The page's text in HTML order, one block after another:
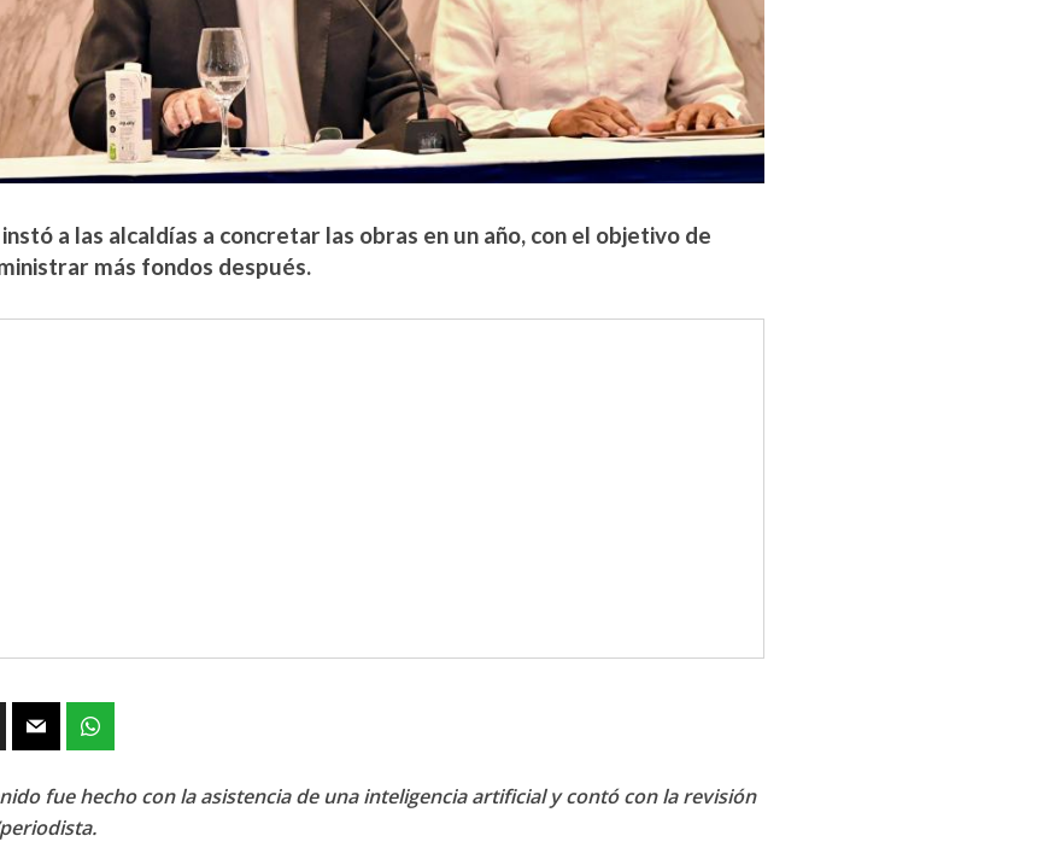
a las alcaldías a concretar las obras en un año, con el objetivo de
más fondos después.
fue hecho con la asistencia de una inteligencia artificial y contó con la revisión